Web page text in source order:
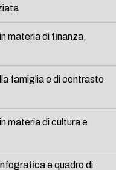
materia di finanza,
famiglia e di contrasto
materia di cultura e
e quadro di